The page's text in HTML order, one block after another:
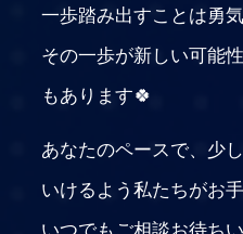
一歩踏み出すことは勇
その一歩が新しい可能
もあります🍀
あなたのペースで、少
いけるよう私たちがお
いつでもご相談お待ち